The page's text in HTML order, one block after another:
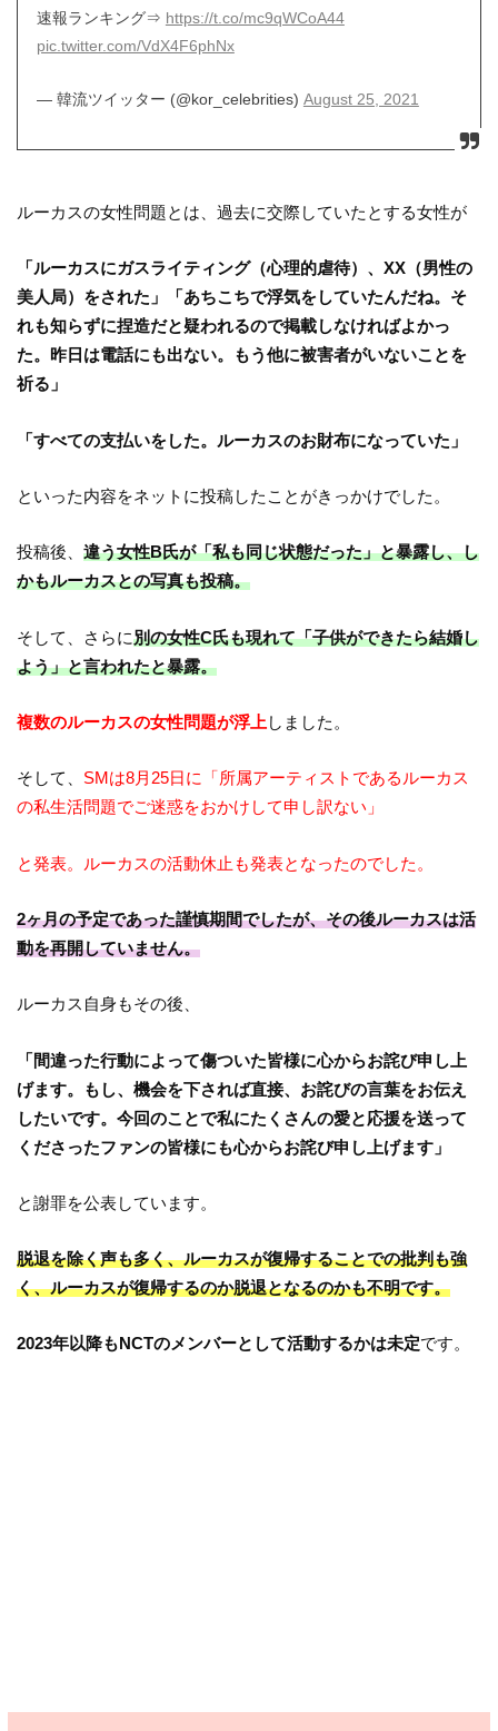
速報ランキング⇒ https://t.co/mc9qWCoA44
pic.twitter.com/VdX4F6phNx
— 韓流ツイッター (@kor_celebrities) August 25, 2021
ルーカスの女性問題とは、過去に交際していたとする女性が
「ルーカスにガスライティング（心理的虐待）、XX（男性の
美人局）をされた」「あちこちで浮気をしていたんだね。そ
れも知らずに捏造だと疑われるので掲載しなければよかっ
た。昨日は電話にも出ない。もう他に被害者がいないことを
祈る」
「すべての支払いをした。ルーカスのお財布になっていた」
といった内容をネットに投稿したことがきっかけでした。
投稿後、違う女性B氏が「私も同じ状態だった」と暴露し、し
かもルーカスとの写真も投稿。
そして、さらに別の女性C氏も現れて「子供ができたら結婚し
よう」と言われたと暴露。
複数のルーカスの女性問題が浮上 しました。
そして、 SMは8月25日に「所属アーティストであるルーカス
の私生活問題でご迷惑をおかけして申し訳ない」
と発表。ルーカスの活動休止も発表となったのでした。
2ヶ月の予定であった謹慎期間でしたが、その後ルーカスは活
動を再開していません。
ルーカス自身もその後、
「間違った行動によって傷ついた皆様に心からお詫び申し上
げます。もし、機会を下されば直接、お詫びの言葉をお伝え
したいです。今回のことで私にたくさんの愛と応援を送って
くださったファンの皆様にも心からお詫び申し上げます」
と謝罪を公表しています。
脱退を除く声も多く、ルーカスが復帰することでの批判も強
く、ルーカスが復帰するのか脱退となるのかも不明です。
2023年以降もNCTのメンバーとして活動するかは未定です。